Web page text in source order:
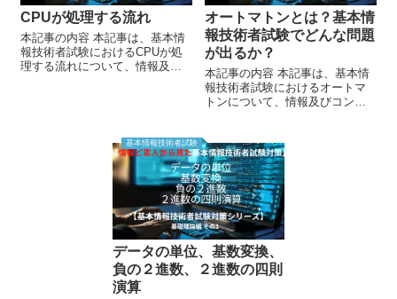
CPUが処理する流れ
本記事の内容 本記事は、基本情
報技術者試験におけるCPUが処
理する流れについて、情報及び
オートマトンとは？基本情
報技術者試験でどんな問題
が出るか？
本記事の内容 本記事は、基本情
報技術者試験におけるオートマ
トンについて、情報及びコンピ
り、ビットについて知っている
必要があるため、以下の記事も
基本情報技術者試験
データの単位、基数変換、
負の２進数、２進数の四則
演算